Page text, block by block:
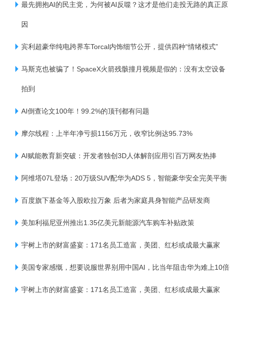
最先拥抱AI的民主党，为何被AI反噬？这才是他们走投无路的真正原
因
宾利超豪华纯电跨界车Torcal内饰细节公开，提供四种“情绪模式”
马斯克也被骗了！SpaceX火箭残骸撞月视频是假的：没有太空设备
拍到
AI倒查论文100年！99.2%的顶刊都有问题
摩尔线程：上半年净亏损1156万元，收窄比例达95.73%
AI赋能教育新突破：开发者独创3D人体解剖应用引百万网友热捧
阿维塔07L登场：20万级SUV配华为ADS 5，智能豪华安全完美平衡
百度旗下基金等入股欧拉万象 后者为家庭具身智能产品研发商
美加利福尼亚州推出1.35亿美元新能源汽车购车补贴政策
宇树上市的财富盛宴：171名员工造富，美团、红杉或成最大赢家
美国专家感慨，想要说服世界别用中国AI，比当年阻击华为难上10倍
宇树上市的财富盛宴：171名员工造富，美团、红杉或成最大赢家